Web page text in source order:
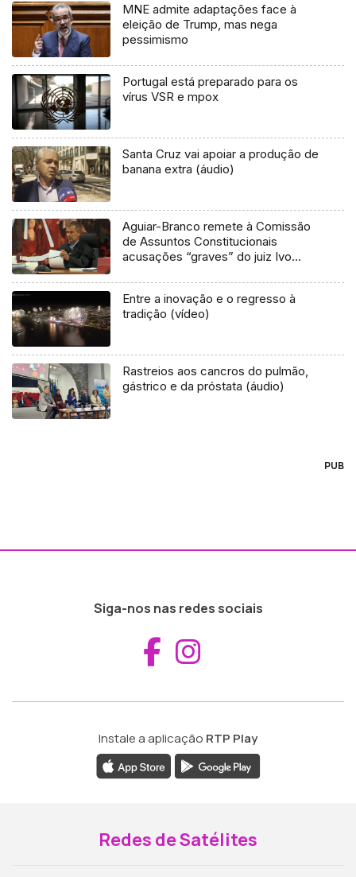
MNE admite adaptações face à
eleição de Trump, mas nega
pessimismo
Portugal está preparado para os
vírus VSR e mpox
Santa Cruz vai apoiar a produção de
banana extra (áudio)
Aguiar-Branco remete à Comissão
de Assuntos Constitucionais
acusações “graves” do juiz Ivo
Entre a inovação e o regresso à
tradição (vídeo)
Rastreios aos cancros do pulmão,
gástrico e da próstata (áudio)
PUB
Siga-nos nas redes sociais
Aceder ao
Instale a aplicação RTP Play
Redes de Satélites